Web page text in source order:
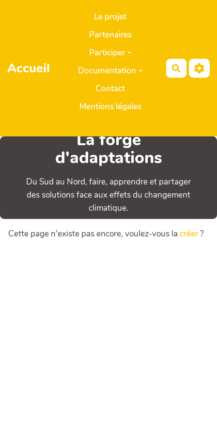
Aller au contenu principal
Accueil
Le projet
Partenaires
Participer
Documentation
Contact
Mentions légales
La forge
d'adaptations
Du Sud au Nord, faire, apprendre et partager
des solutions face aux effets du changement
climatique.
Cette page n'existe pas encore, voulez-vous la créer?